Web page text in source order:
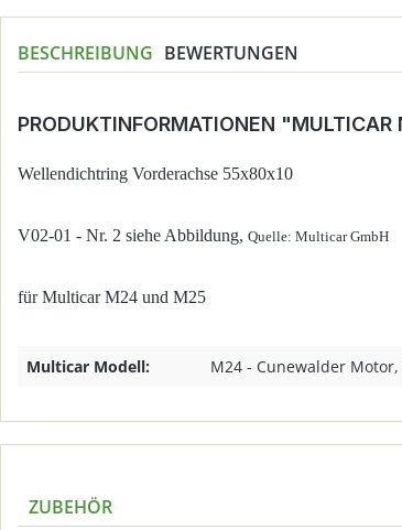
BESCHREIBUNG BEWERTUNGEN
PRODUKTINFORMATIONEN
Wellendichtring Vorderachse 55x80x10
V02-01 - Nr. 2 siehe Abbildung, Quelle: Multicar GmbH
für Multicar M24 und M25
Multicar Modell: M24 - Cunewalder
ZUBEHÖR